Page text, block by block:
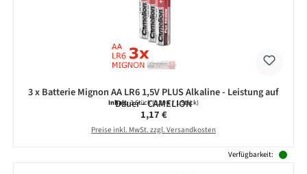
3 x Batterie Mignon AA LR6 1,5V PLUS Alkaline - Leistung auf
Dauer - CAMELION
Inhalt:3 Stück(0,39 € / 1 Stück)
Regulärer Preis:
1,17 €
Preise inkl. MwSt. zzgl. Versandkosten
Verfügbarkeit: